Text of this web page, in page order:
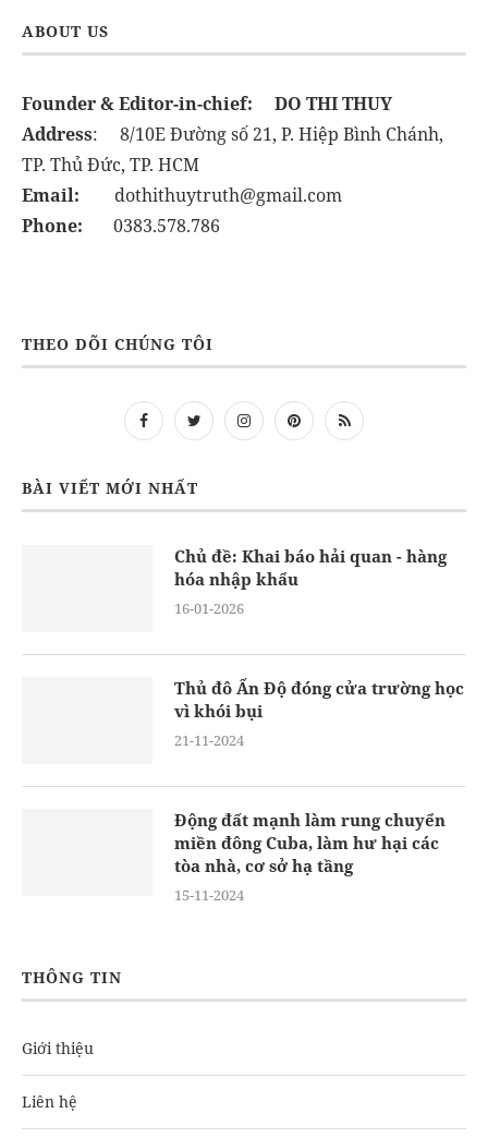
ABOUT US
Founder & Editor-in-chief:
DO THI THUY
Address: 8/10E Đường số 21, P. Hiệp Bình Chánh,
TP. Thủ Đức, TP. HCM
Email: dothithuytruth@gmail.com
Phone: 0383.578.786
THEO DÕI CHÚNG TÔI
BÀI VIẾT MỚI NHẤT
Chủ đề: Khai báo hải quan - hàng
hóa nhập khẩu
16-01-2026
Thủ đô Ấn Độ đóng cửa trường học
vì khói bụi
21-11-2024
Động đất mạnh làm rung chuyển
miền đông Cuba, làm hư hại các
tòa nhà, cơ sở hạ tầng
15-11-2024
THÔNG TIN
Giới thiệu
Liên hệ